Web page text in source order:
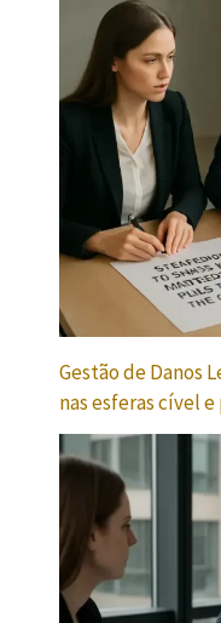
Gestão de Danos
nas esferas cível